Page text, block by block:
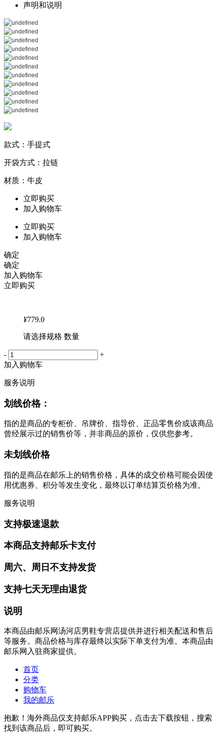
声明和说明
款式：手提式
开袋方式：拉链
材质：牛皮
立即购买
加入购物车
立即购买
加入购物车
确定
确定
加入购物车
立即购买
¥779.0
请选择规格 数量
-
+
加入购物车
服务说明
划线价格：
指的是商品的专柜价、吊牌价、指导价、正品零售价或该商品
曾经展示过的销售价等，并非商品的原价，仅供您参考。
未划线价格
指的是商品在邮乐上的销售价格，具体的成交价格可能会因使
用优惠券、积分等发生变化，最终以订单结算页价格为准。
服务说明
支持极速退款
本商品支持邮乐卡支付
周六、周日不支持发货
支持七天无理由退货
说明
本商品由邮乐网汤河店男鞋专营店提供并进行相关配送和售后
等服务。商品价格与库存最终以实际下单支付为准。本商品由
邮乐网入驻商家提供。
首页
分类
购物车
我的邮乐
抱歉！海外商品仅支持邮乐APP购买，点击去下载按钮，搜索
找到该商品后，即可购买。